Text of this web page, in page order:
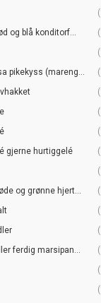
og blå konditorf...
pikekyss (mareng...
gjerne hurtiggelé
og grønne hjert...
ferdig marsipan...